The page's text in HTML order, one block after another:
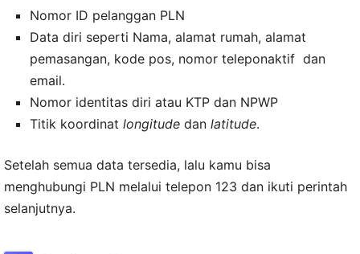
Nomor ID pelanggan PLN
Data diri seperti Nama, alamat rumah, alamat
pemasangan, kode pos, nomor teleponaktif dan
email.
Nomor identitas diri atau KTP dan NPWP
Titik koordinat longitude dan latitude.
Setelah semua data tersedia, lalu kamu bisa
menghubungi PLN melalui telepon 123 dan ikuti perintah
selanjutnya.